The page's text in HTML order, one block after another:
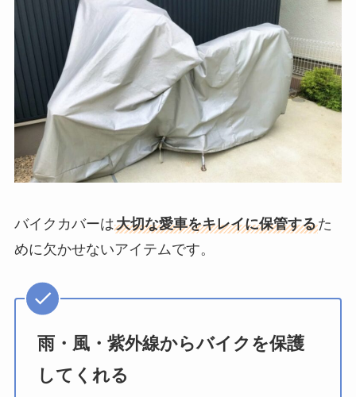
バイクカバーは大切な愛車をキレイに保管するた
めに欠かせないアイテムです。
雨・風・紫外線からバイクを保護
してくれる